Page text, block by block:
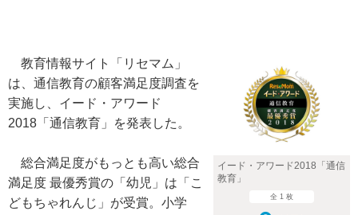
イード・アワード2018「通信
教育」
全 1 枚
教育情報サイト「リセマム」
は、通信教育の顧客満足度調査を
実施し、イード・アワード
2018「通信教育」を発表した。
総合満足度がもっとも高い総合
満足度 最優秀賞の「幼児」は「こ
どもちゃれんじ」が受賞。小学